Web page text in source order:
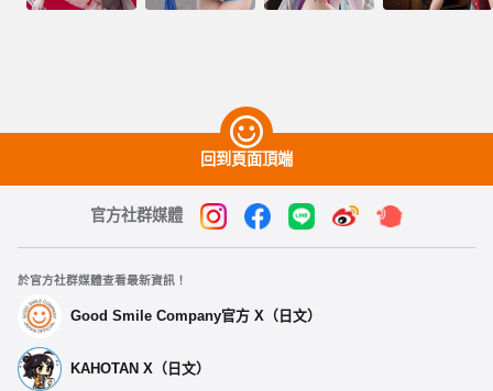
回到頁面頂端
官方社群媒體
於官方社群媒體查看最新資訊！
Good Smile Company官方 X（日文）
KAHOTAN X（日文）